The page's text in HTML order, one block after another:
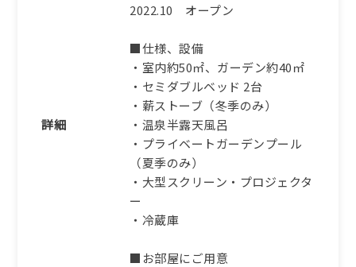
詳細
2022.10 オープン
■仕様、設備
・室内約50㎡、ガーデン約40㎡
・セミダブルベッド 2台
・薪ストーブ（冬季のみ）
・温泉半露天風呂
・プライベートガーデンプール
（夏季のみ）
・大型スクリーン・プロジェクタ
ー
・冷蔵庫
■お部屋にご用意